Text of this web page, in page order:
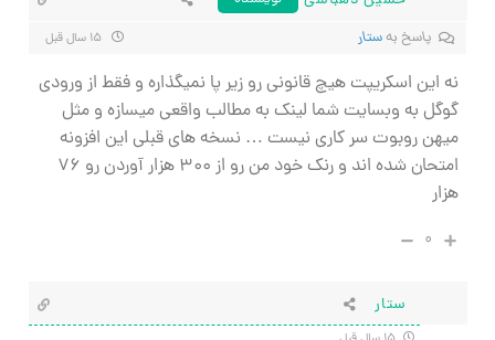
پاسخ بهستار
نه این اسکریپت هیچ قانونی رو زیر پا نمیگذاره و فقط از ورودی
گوگل به وبسایت شما لینک به مطالب واقعی میسازه و مثل
میهن روبوت سر کاری نیست … نسخه های قبلی این افزونه
امتحان شده اند و رنک خود من رو از ۳۰۰ هزار آوردن رو ۷۶
هزار
۰
ستار